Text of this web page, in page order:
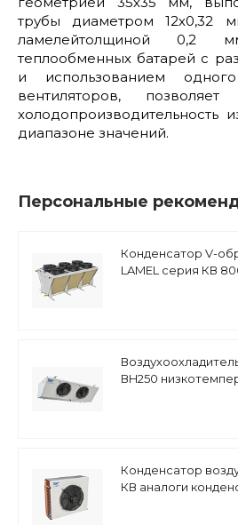
трубы диаметром 12х0,32
ламелейтолщиной 0,2
теплообменных батарей с
и использованием
вентиляторов,
диапазоне значений.
Персональные
Конденсатор V-
LAMEL серия КВ
ВH250
Конденсатор
КВ аналоги